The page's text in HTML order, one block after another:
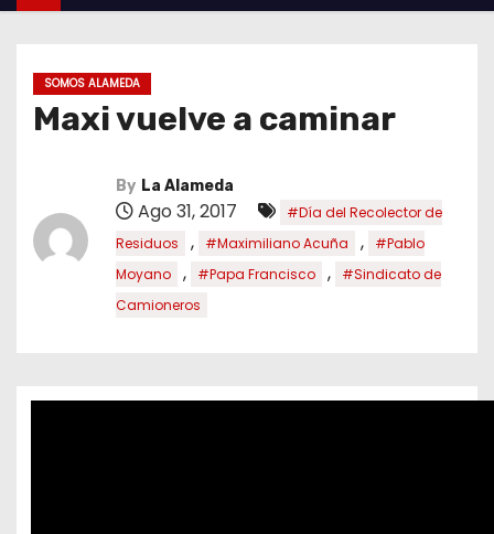
SOMOS ALAMEDA
Maxi vuelve a caminar
By La Alameda
Ago 31, 2017
#Día del Recolector de
Residuos
, #Maximiliano Acuña ,
#Pablo
Moyano
, #Papa Francisco ,
#Sindicato de
Camioneros